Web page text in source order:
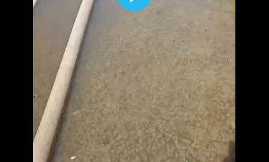
Bu ərazi hələ də çirkab sulardan
təmizlənməyib
07.05.2026
KONTEKST.AZ ABUNƏ OL